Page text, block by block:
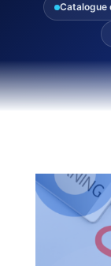
Catalogue